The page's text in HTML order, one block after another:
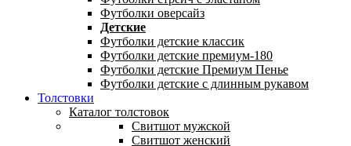
Футболки оверсайз
Детские
Футболки детские классик
Футболки детские премиум-180
Футболки детские Премиум Пенье
Футболки детские с длинным рукавом
Толстовки
Каталог толстовок
Свитшот мужской
Свитшот женский